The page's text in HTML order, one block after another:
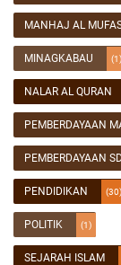
MANHAJ AL
MINAGKABAU (1)
NALAR AL QURAN
PEMBERDAYAAN
PEMBERDAYAAN
PENDIDIKAN (30)
POLITIK (1)
SEJARAH ISLAM